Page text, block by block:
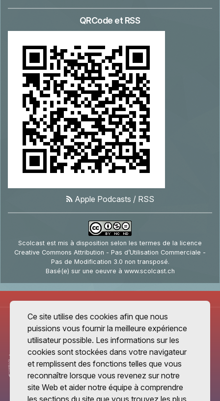
QRCode et RSS
Apple Podcasts / RSS
Scolcast est mis à disposition selon les termes de la licence
Creative Commons Attribution - Pas d’Utilisation Commerciale -
Pas de Modification 3.0 non transposé.
Basé(e) sur une oeuvre à www.scolcast.ch
Ce site utilise des cookies afin que nous
puissions vous fournir la meilleure expérience
utilisateur possible. Les informations sur les
cookies sont stockées dans votre navigateur
et remplissent des fonctions telles que vous
reconnaître lorsque vous revenez sur notre
site Web et aider notre équipe à comprendre